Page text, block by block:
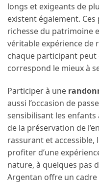
longs et exigeants de
existent également.
richesse du patrimoine
véritable expérience de
chaque participant peut
correspond le mieux à
Participer à une
aussi l’occasion de
sensibilisant les enfants
de la préservation de
rassurant et
profiter d’une
nature, à quelques pas
Argentan offre un